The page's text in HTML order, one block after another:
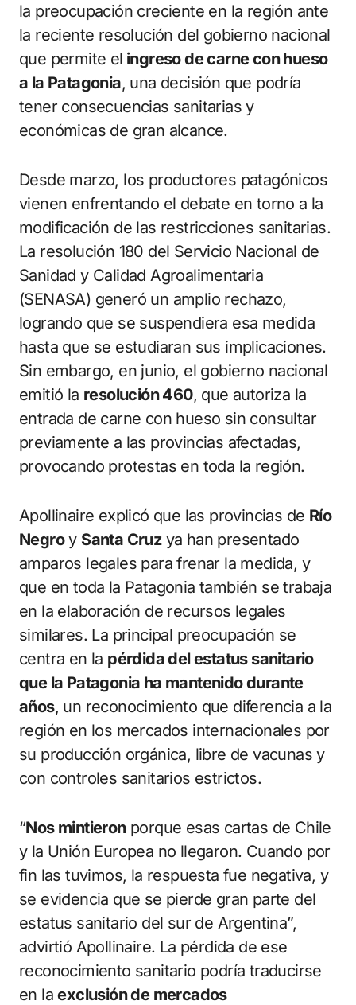
la preocupación creciente en la región ante
la reciente resolución del gobierno nacional
que permite el ingreso de carne con hueso
a la Patagonia, una decisión que podría
tener consecuencias sanitarias y
económicas de gran alcance.
Desde marzo, los productores patagónicos
vienen enfrentando el debate en torno a la
modificación de las restricciones sanitarias.
La resolución 180 del Servicio Nacional de
Sanidad y Calidad Agroalimentaria
(SENASA) generó un amplio rechazo,
logrando que se suspendiera esa medida
hasta que se estudiaran sus implicaciones.
Sin embargo, en junio, el gobierno nacional
emitió la resolución 460, que autoriza la
entrada de carne con hueso sin consultar
previamente a las provincias afectadas,
provocando protestas en toda la región.
Apollinaire explicó que las provincias de Río
Negroy Santa Cruzya han presentado
amparos legales para frenar la medida, y
que en toda la Patagonia también se trabaja
en la elaboración de recursos legales
similares. La principal preocupación se
centra en la pérdida del estatus sanitario
que la Patagonia ha mantenido durante
años, un reconocimiento que diferencia a la
región en los mercados internacionales por
su producción orgánica, libre de vacunas y
con controles sanitarios estrictos.
“Nos mintieronporque esas cartas de Chile
y la Unión Europea no llegaron. Cuando por
fin las tuvimos, la respuesta fue negativa, y
se evidencia que se pierde gran parte del
estatus sanitario del sur de Argentina”,
advirtió Apollinaire. La pérdida de ese
reconocimiento sanitario podría traducirse
en laexclusión de mercados